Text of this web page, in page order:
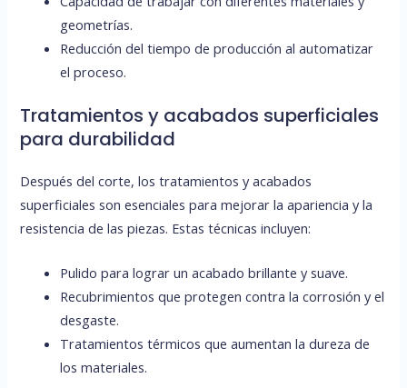
geometrías.
Reducción del tiempo de producción al automatizar
el proceso.
Tratamientos y acabados superficiales
para durabilidad
Después del corte, los tratamientos y acabados
superficiales son esenciales para mejorar la apariencia y la
resistencia de las piezas. Estas técnicas incluyen:
Pulido para lograr un acabado brillante y suave.
Recubrimientos que protegen contra la corrosión y el
desgaste.
Tratamientos térmicos que aumentan la dureza de
los materiales.